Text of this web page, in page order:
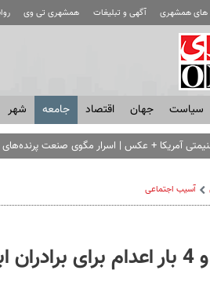
های همشهری آگهی و تبلیغات همشهری تی وی
سياست جهان اقتصاد جامعه شهر
آمریکا + عکس | اسرار مگوی صنعت پرنده‌های
آسیب اجتماعی